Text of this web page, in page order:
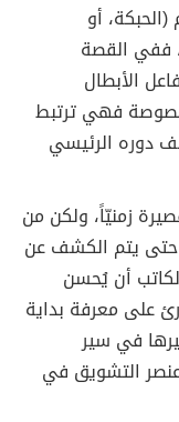
أو
ففي القصة
الأبطال
فهي ترتبط
دوره الرئيسي
زمنيّاً، ولكن من
حتى يتم الكشف عن
أن يُحسن
على معرفة بداية
في سير
التشويق في